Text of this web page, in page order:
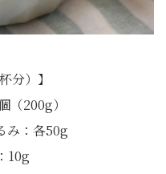
分）】
（200g）
み：各50g
10g